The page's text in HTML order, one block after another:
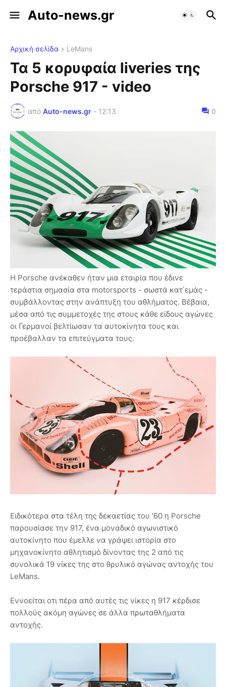
Auto-news.gr
Αρχική σελίδα LeMans
Τα 5 κορυφαία liveries της
Porsche 917 - video
από Auto-news.gr - 12:13 0
Η Porsche ανέκαθεν ήταν μια εταιρία που έδινε
τεράστια σημασία στα motorsports - σωστά κατ΄εμάς -
συμβάλλοντας στην ανάπτυξη του αθλήματος. Βέβαια,
μέσα από τις συμμετοχές της στους κάθε είδους αγώνες
οι Γερμανοί βελτίωσαν τα αυτοκίνητα τους και
προέβαλλαν τα επιτεύγματα τους.
Ειδικότερα στα τέλη της δεκαετίας του '60 η Porsche
παρουσίασε την 917, ένα μοναδικό αγωνιστικό
αυτοκίνητο που έμελλε να γράψει ιστορία στο
μηχανοκίνητο αθλητισμό δίνοντας της 2 από τις
συνολικά 19 νίκες της στο θρυλικό αγώνας αντοχής του
LeMans.
Εννοείται οτι πέρα από αυτές τις νίκες η 917 κέρδισε
πολλούς ακόμη αγώνες σε άλλα πρωταθλήματα
αντοχής.